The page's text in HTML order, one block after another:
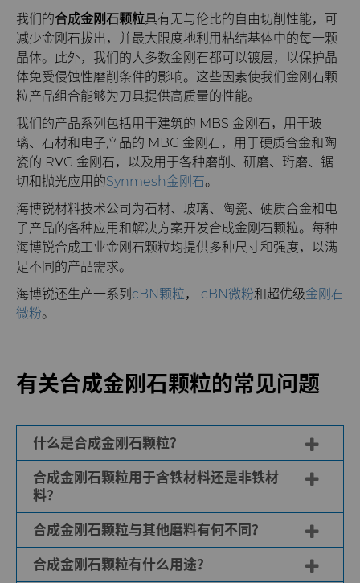
我们的合成金刚石颗粒具有无与伦比的自由切削性能，可
减少金刚石拔出，并最大限度地利用粘结基体中的每一颗
晶体。此外，我们的大多数金刚石都可以镀层，以保护晶
体免受侵蚀性磨削条件的影响。这些因素使我们金刚石颗
粒产品组合能够为刀具提供高质量的性能。
我们的产品系列包括用于建筑的 MBS 金刚石，用于玻
璃、石材和电子产品的 MBG 金刚石，用于硬质合金和陶
瓷的 RVG 金刚石，以及用于各种磨削、研磨、珩磨、锯
切和抛光应用的Synmesh金刚石。
海博锐材料技术公司为石材、玻璃、陶瓷、硬质合金和电
子产品的各种应用和解决方案开发合成金刚石颗粒。每种
海博锐合成工业金刚石颗粒均提供多种尺寸和强度，以满
足不同的产品需求。
海博锐还生产一系列 cBN颗粒， cBN微粉和超优级金刚石
微粉。
有关合成金刚石颗粒的常见问题
什么是合成金刚石颗粒？
合成金刚石颗粒是一种合成超硬磨料，也是世
界上最硬的材料。它具有超强的耐磨性，均匀
的晶粒尺寸和形状。金刚石颗粒结合在砂轮或
锯片等基底上，使工具具有一致的切削和磨削
性能。
合成金刚石颗粒用于含铁材料还是非铁材
料？
合成金刚石颗粒主要用于磨削和锯切非铁材
料，如金属、玻璃和陶瓷，以去除工件上多余
合成金刚石颗粒与其他磨料有何不同？
合成金刚石颗粒与其他磨料的不同之处在于，
合成金刚石颗粒有什么用途？